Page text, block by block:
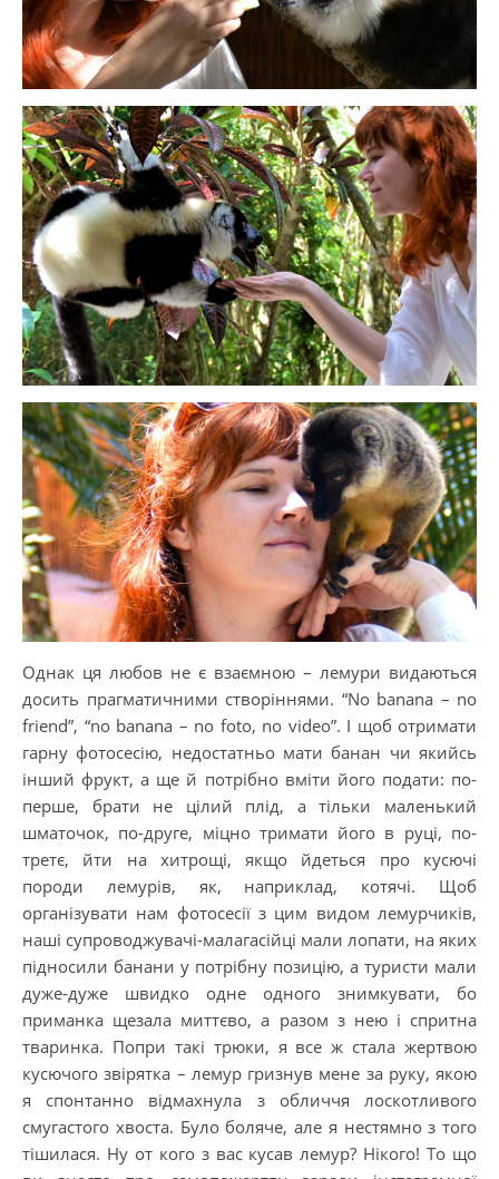
Однак ця любов не є взаємною – лемури видаються
досить прагматичними створіннями. “No banana – no
friend”, “no banana – no foto, no video”. І щоб отримати
гарну фотосесію, недостатньо мати банан чи якийсь
інший фрукт, а ще й потрібно вміти його подати: по-
перше, брати не цілий плід, а тільки маленький
шматочок, по-друге, міцно тримати його в руці, по-
третє, йти на хитрощі, якщо йдеться про кусючі
породи лемурів, як, наприклад, котячі. Щоб
організувати нам фотосесії з цим видом лемурчиків,
наші супроводжувачі-малагасійці мали лопати, на яких
підносили банани у потрібну позицію, а туристи мали
дуже-дуже швидко одне одного знимкувати, бо
приманка щезала миттєво, а разом з нею і спритна
тваринка. Попри такі трюки, я все ж стала жертвою
кусючого звірятка – лемур гризнув мене за руку, якою
я спонтанно відмахнула з обличчя лоскотливого
смугастого хвоста. Було боляче, але я нестямно з того
тішилася. Ну от кого з вас кусав лемур? Нікого! То що